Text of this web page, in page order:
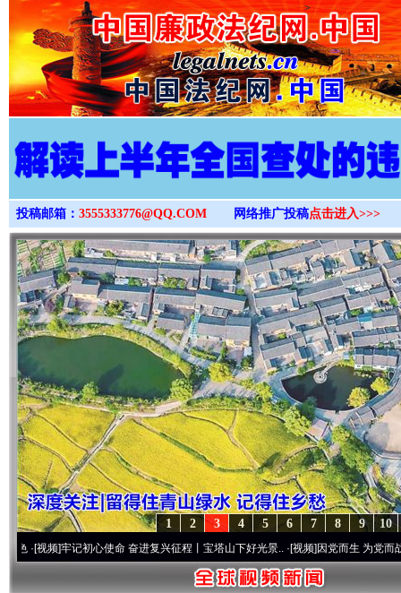
>
投稿邮箱： 3555333776@QQ.COM 网络推广投稿点击进入>>>
10
9
8
7
6
5
4
3
2
1
牢记初心使命 奋进复兴征程丨宝塔山下好光景..·[视频]因党而生 为党而战——百年“